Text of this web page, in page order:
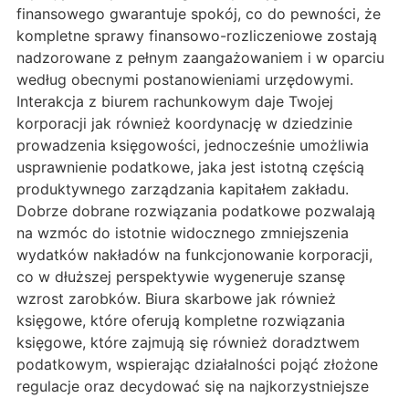
finansowego gwarantuje spokój, co do pewności, że
kompletne sprawy finansowo-rozliczeniowe zostają
nadzorowane z pełnym zaangażowaniem i w oparciu
według obecnymi postanowieniami urzędowymi.
Interakcja z biurem rachunkowym daje Twojej
korporacji jak również koordynację w dziedzinie
prowadzenia księgowości, jednocześnie umożliwia
usprawnienie podatkowe, jaka jest istotną częścią
produktywnego zarządzania kapitałem zakładu.
Dobrze dobrane rozwiązania podatkowe pozwalają
na wzmóc do istotnie widocznego zmniejszenia
wydatków nakładów na funkcjonowanie korporacji,
co w dłuższej perspektywie wygeneruje szansę
wzrost zarobków. Biura skarbowe jak również
księgowe, które oferują kompletne rozwiązania
księgowe, które zajmują się również doradztwem
podatkowym, wspierając działalności pojąć złożone
regulacje oraz decydować się na najkorzystniejsze